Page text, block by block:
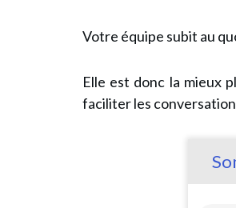
Votre équipe subit au
Elle est donc la mieux
faciliter les